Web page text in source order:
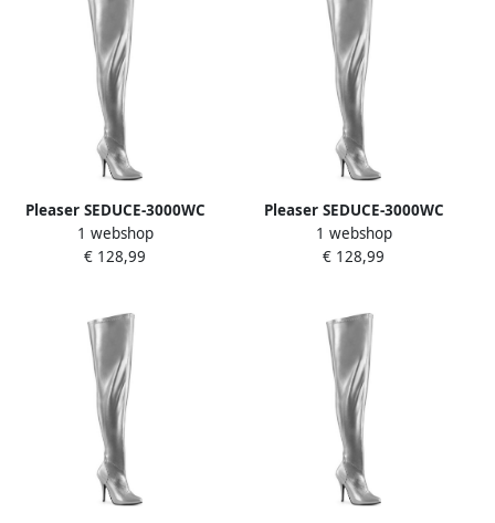
Pleaser SEDUCE-3000WC
Plateau overknee Laarzen
36 Shoes Zilverkleurig
1 webshop
€ 128,99
Pleaser SEDUCE-3000WC
Plateau overknee Laarzen
40 Shoes Zilverkleurig
1 webshop
€ 128,99